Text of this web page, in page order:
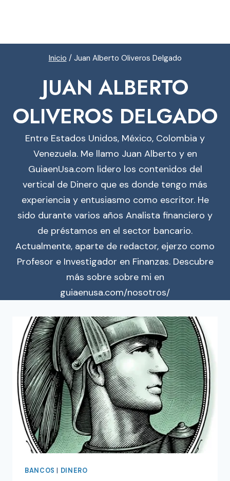
Inicio / Juan Alberto Oliveros Delgado
JUAN ALBERTO
OLIVEROS DELGADO
Entre Estados Unidos, México, Colombia y
Venezuela. Me llamo Juan Alberto y en
GuiaenUsa.com lidero los contenidos del
vertical de Dinero que es donde tengo más
experiencia y entusiasmo como escritor. He
sido durante varios años Analista financiero y
de préstamos en el sector bancario.
Actualmente, aparte de redactor, ejerzo como
Profesor e Investigador en Finanzas. Descubre
más sobre sobre mi en
guiaenusa.com/nosotros/
BANCOS DINERO